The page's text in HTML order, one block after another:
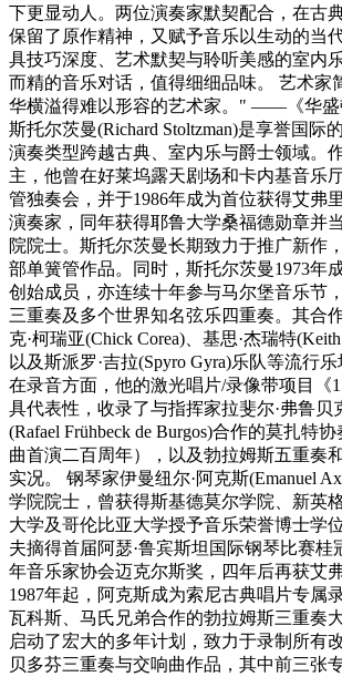
下更显动人。两位演奏家默契配合，在古
保留了原作精神，又赋予音乐以生动的当
具技巧深度、艺术默契与聆听美感的室内
而精的音乐对话，值得细细品味。 艺术
华横溢得难以形容的艺术家。" ——《华盛
斯托尔茨曼(Richard Stoltzman)是享誉国际
演奏类型跨越古典、室内乐与爵士领域。
主，他曾在好莱坞露天剧场和卡内基音乐
管独奏会，并于1986年成为首位获得艾弗
演奏家，同年获得耶鲁大学桑福德勋章并
院院士。斯托尔茨曼长期致力于推广新作
部单簧管作品。同时，斯托尔茨曼1973年
创始成员，亦连续十年参与马尔堡音乐节
三重奏及多个世界知名弦乐四重奏。其合
克·柯瑞亚(Chick Corea)、基思·杰瑞特
以及斯派罗·吉拉(Spyro Gyra)乐队等流行乐
在录音方面，他的激光唱片/录像带项目《
具代表性，收录了与指挥家拉斐尔·弗鲁贝
(Rafael Frühbeck de Burgos)合作的莫扎特
曲首演二百周年），以及勃拉姆斯五重奏
实况。 钢琴家伊曼纽尔·阿克斯(Emanuel
学院院士，曾获得斯基德莫尔学院、新英
大学及哥伦比亚大学授予音乐荣誉博士学
夫摘得首届阿瑟·鲁宾斯坦国际钢琴比赛桂
年音乐家协会迈克尔斯奖，四年后再获艾
1987年起，阿克斯成为索尼古典唱片专属
瓦科斯、马氏兄弟合作的勃拉姆斯三重奏
启动了宏大的多年计划，致力于录制所有
贝多芬三重奏与交响曲作品，其中前三张